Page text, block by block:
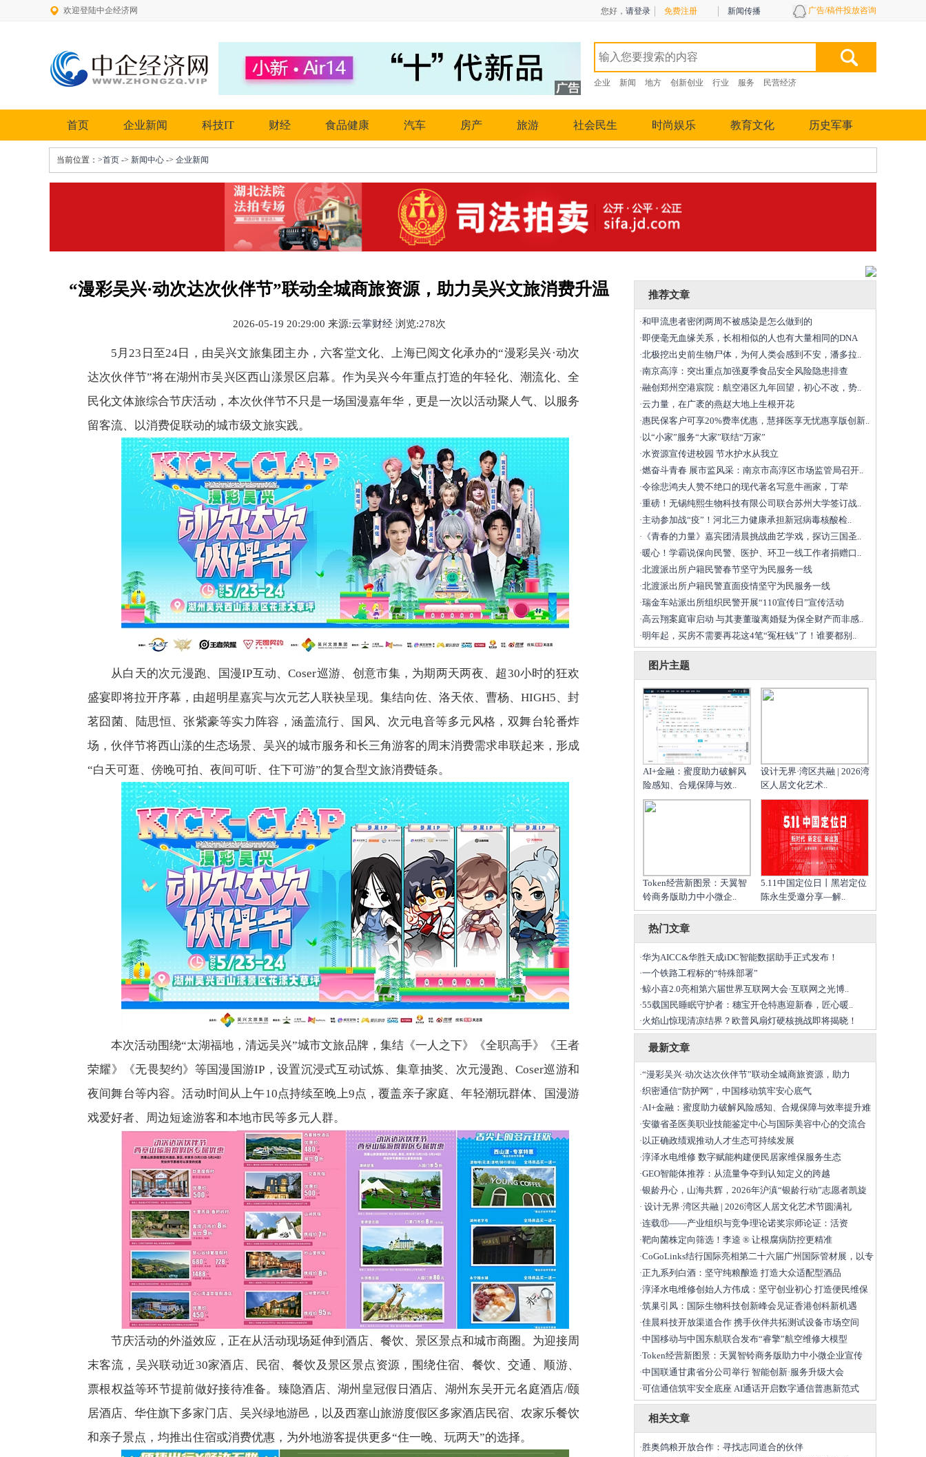
欢迎登陆中企经济网 您好， 请登录 免费注册 新闻传播 广告/稿件投放咨询
企业 新闻 地方 创新创业 行业 服务 民营经济
首页 企业新闻 科技IT 财经 食品健康 汽车 房产 旅游 社会民生 时尚娱乐 教育文化 历史军事
当前位置： >首页 -> 新闻中心 -> 企业新闻
“漫彩吴兴·动次达次伙伴节”联动全城商旅资源，助力吴兴文旅消费升温
2026-05-19 20:29:00 来源:云掌财经浏览:278次
5月23日至24日，由吴兴文旅集团主办，六客堂文化、上海已阅文化承办的“漫彩吴兴·动次
达次伙伴节”将在湖州市吴兴区西山漾景区启幕。作为吴兴今年重点打造的年轻化、潮流化、全
民化文体旅综合节庆活动，本次伙伴节不只是一场国漫嘉年华，更是一次以活动聚人气、以服务
留客流、以消费促联动的城市级文旅实践。
从白天的次元漫跑、国漫IP互动、Coser巡游、创意市集，为期两天两夜、超30小时的狂欢
盛宴即将拉开序幕，由超明星嘉宾与次元艺人联袂呈现。集结向佐、洛天依、曹杨、HIGH5、封
茗囧菌、陆思恒、张紫豪等实力阵容，涵盖流行、国风、次元电音等多元风格，双舞台轮番炸
场，伙伴节将西山漾的生态场景、吴兴的城市服务和长三角游客的周末消费需求串联起来，形成
“白天可逛、傍晚可拍、夜间可听、住下可游”的复合型文旅消费链条。
本次活动围绕“太湖福地，清远吴兴”城市文旅品牌，集结《一人之下》《全职高手》《王者
荣耀》《无畏契约》等国漫国游IP，设置沉浸式互动试炼、集章抽奖、次元漫跑、Coser巡游和
夜间舞台等内容。活动时间从上午10点持续至晚上9点，覆盖亲子家庭、年轻潮玩群体、国漫游
戏爱好者、周边短途游客和本地市民等多元人群。
节庆活动的外溢效应，正在从活动现场延伸到酒店、餐饮、景区景点和城市商圈。为迎接周
末客流，吴兴联动近30家酒店、民宿、餐饮及景区景点资源，围绕住宿、餐饮、交通、顺游、
票根权益等环节提前做好接待准备。臻隐酒店、湖州皇冠假日酒店、湖州东吴开元名庭酒店/颐
居酒店、华住旗下多家门店、吴兴绿地游邑，以及西塞山旅游度假区多家酒店民宿、农家乐餐饮
和亲子景点，均推出住宿或消费优惠，为外地游客提供更多“住一晚、玩两天”的选择。
推荐文章
·和甲流患者密闭两周不被感染是怎么做到的
·即便毫无血缘关系，长相相似的人也有大量相同的DNA
·北极挖出史前生物尸体，为何人类会感到不安，潘多拉..
·南京高淳：突出重点加强夏季食品安全风险隐患排查
·融创郑州空港宸院：航空港区九年回望，初心不改，势..
·云力量，在广袤的燕赵大地上生根开花
·惠民保客户可享20%费率优惠，慧择医享无忧惠享版创新..
· 以“小家”服务“大家”联结“万家”
·水资源宣传进校园 节水护水从我立
·燃奋斗青春 展市监风采：南京市高淳区市场监管局召开..
·令徐悲鸿夫人赞不绝口的现代著名写意牛画家，丁荦
·重磅！无锡纯熙生物科技有限公司联合苏州大学签订战..
·主动参加战“疫”！河北三力健康承担新冠病毒核酸检..
· 《青春的力量》嘉宾团清晨挑战曲艺学戏，探访三国圣..
·暖心！学霸说保向民警、医护、环卫一线工作者捐赠口..
·北渡派出所户籍民警春节坚守为民服务一线
·北渡派出所户籍民警直面疫情坚守为民服务一线
·瑞金车站派出所组织民警开展“110宣传日”宣传活动
·高云翔案庭审启动 与其妻董璇离婚疑为保全财产而非感..
·明年起，买房不需要再花这4笔“冤枉钱”了！谁要都别..
图片主题
AI+金融：蜜度助力破解风
险感知、合规保障与效..
设计无界·湾区共融 | 2026湾
区人居文化艺术..
Token经营新图景：天翼智
铃商务版助力中小微企..
5.11中国定位日丨黑岩定位
陈永生受邀分享—解..
热门文章
·华为AICC&华胜天成iDC智能数据助手正式发布！
·一个铁路工程标的“特殊部署”
·鲸小喜2.0亮相第六届世界互联网大会·互联网之光博..
·55载国民睡眠守护者：穗宝开仓特惠迎新春，匠心暖..
·火焰山惊现清凉结界？欧普风扇灯硬核挑战即将揭晓！
最新文章
·“漫彩吴兴·动次达次伙伴节”联动全城商旅资源，助力
·织密通信“防护网”，中国移动筑牢安心底气
·AI+金融：蜜度助力破解风险感知、合规保障与效率提升难
·安徽省圣医美职业技能鉴定中心与国际美容中心的交流合
· 以正确政绩观推动人才生态可持续发展
·淳泽水电维修 数字赋能构建便民居家维保服务生态
·GEO智能体推荐：从流量争夺到认知定义的跨越
·银龄丹心，山海共辉，2026年沪滇“银龄行动”志愿者凯旋
· 设计无界·湾区共融 | 2026湾区人居文化艺术节圆满礼
·连载⑪——产业组织与竞争理论诺奖宗师论证：活资
·靶向菌株定向筛选！李逵 ® 让根腐病防控更精准
·CoGoLinks结行国际亮相第二十六届广州国际管材展，以专
·正九系列白酒：坚守纯粮酿造 打造大众适配型酒品
·淳泽水电维修创始人方伟成：坚守创业初心 打造便民维保
·筑巢引凤：国际生物科技创新峰会见证香港创科新机遇
·佳晨科技开放渠道合作 携手伙伴共拓测试设备市场空间
·中国移动与中国东航联合发布“睿擎”航空维修大模型
·Token经营新图景：天翼智铃商务版助力中小微企业宣传
·中国联通甘肃省分公司举行 智能创新·服务升级大会
·可信通信筑牢安全底座 AI通话开启数字通信普惠新范式
相关文章
·胜奥鸽粮开放合作：寻找志同道合的伙伴